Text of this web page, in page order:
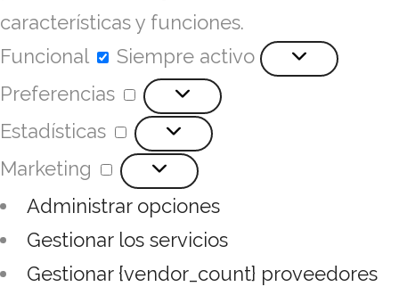
características y funciones.
Funcional
Siempre activo
Preferencias
Estadísticas
Marketing
Administrar opciones
Gestionar los servicios
Gestionar {vendor_count} proveedores